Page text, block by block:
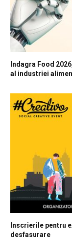
Indagra Food
al industriei
Inscrierile pentru
desfasurare